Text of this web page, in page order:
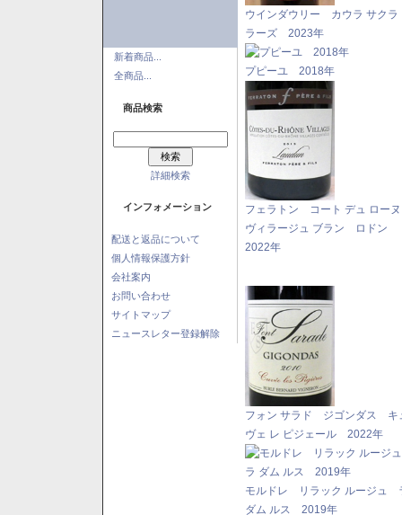
新着商品...
全商品...
商品検索
詳細検索
インフォメーション
配送と返品について
個人情報保護方針
会社案内
お問い合わせ
サイトマップ
ニュースレター登録解除
ウインダウリー カウラ サクラ
ラーズ 2023年
プピーユ 2018年
フェラトン コート デュ ロー
ヴィラージュ ブラン ロドン
2022年
フォン サラド ジゴンダス キ
ヴェ レ ピジェール 2022年
モルドレ リラック ルージュ
ダム ルス 2019年